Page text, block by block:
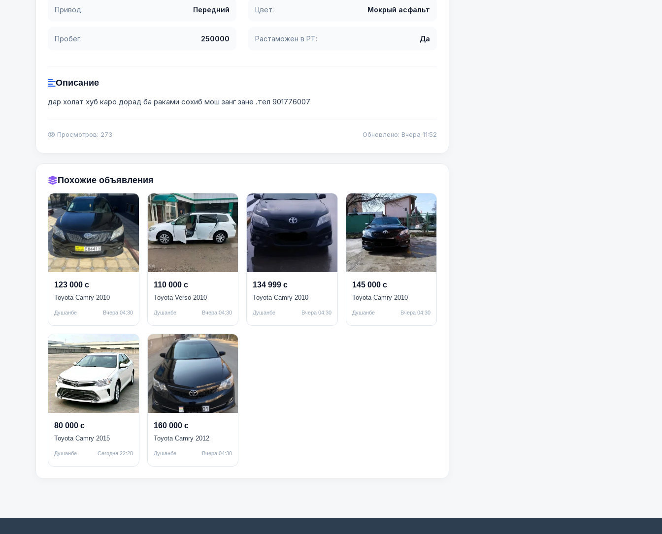
Привод: Передний Цвет: Мокрый асфальт
Пробег: 250000 Растаможен в РТ: Да
Описание
дар холат хуб каро дорад ба раками сохиб мош занг зане .тел 901776007
Просмотров: 273 Обновлено: Вчера 11:52
Похожие объявления
123 000 с
Toyota Camry 2010
Душанбе Вчера 04:30
110 000 с
Toyota Verso 2010
Душанбе Вчера 04:30
134 999 с
Toyota Camry 2010
Душанбе Вчера 04:30
145 000 с
Toyota Camry 2010
Душанбе Вчера 04:30
80 000 с
Toyota Camry 2015
Душанбе Сегодня 22:28
160 000 с
Toyota Camry 2012
Душанбе Вчера 04:30